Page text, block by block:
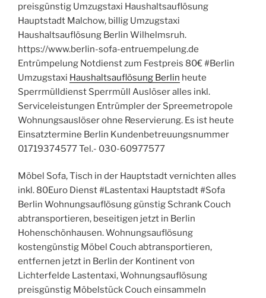
preisgünstig Umzugstaxi Haushaltsauflösung
Hauptstadt Malchow, billig Umzugstaxi
Haushaltsauflösung Berlin Wilhelmsruh.
https://www.berlin-sofa-entruempelung.de
Entrümpelung Notdienst zum Festpreis 80€ #Berlin
Umzugstaxi Haushaltsauflösung Berlin heute
Sperrmülldienst Sperrmüll Auslöser alles inkl.
Serviceleistungen Entrümpler der Spreemetropole
Wohnungsauslöser ohne Reservierung. Es ist heute
Einsatztermine Berlin Kundenbetreuungsnummer
01719374577 Tel.- 030-60977577
Möbel Sofa, Tisch in der Hauptstadt vernichten alles
inkl. 80Euro Dienst #Lastentaxi Hauptstadt #Sofa
Berlin Wohnungsauflösung günstig Schrank Couch
abtransportieren, beseitigen jetzt in Berlin
Hohenschönhausen. Wohnungsauflösung
kostengünstig Möbel Couch abtransportieren,
entfernen jetzt in Berlin der Kontinent von
Lichterfelde Lastentaxi, Wohnungsauflösung
preisgünstig Möbelstück Couch einsammeln